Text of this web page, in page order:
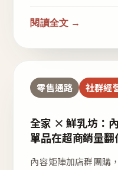
閱讀全文 →
零售通路 社群經
全家 × 鮮乳坊：
單品在超商銷量翻
內容矩陣加店群團購